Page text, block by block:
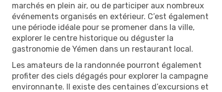
marchés en plein air, ou de participer aux nombreux
événements organisés en extérieur. C’est également
une période idéale pour se promener dans la ville,
explorer le centre historique ou déguster la
gastronomie de Yémen dans un restaurant local.
Les amateurs de la randonnée pourront également
profiter des ciels dégagés pour explorer la campagne
environnante. Il existe des centaines d’excursions et